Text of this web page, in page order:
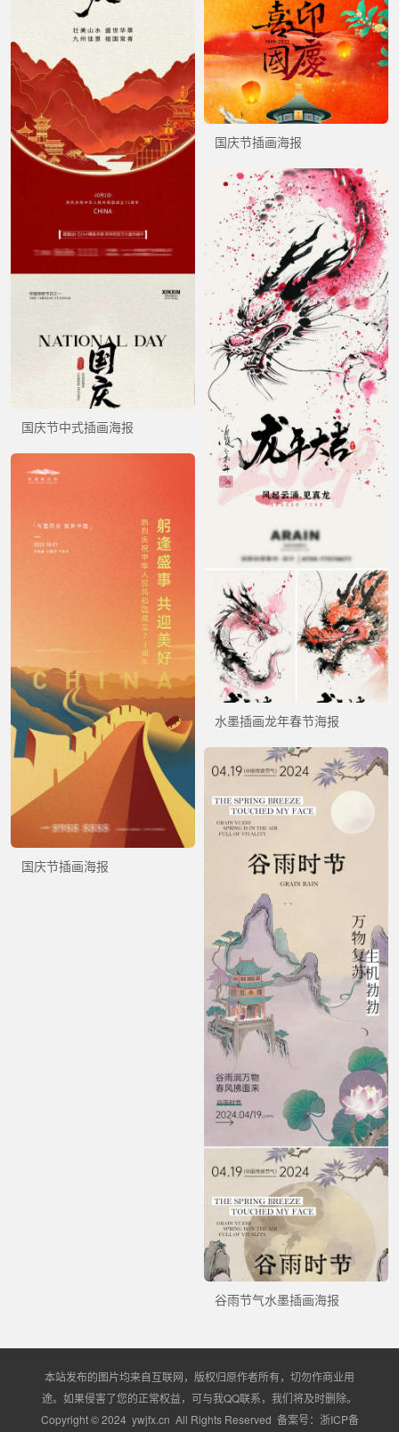
国庆节插画海报
国庆节中式插画海报
水墨插画龙年春节海报
国庆节插画海报
谷雨节气水墨插画海报
本站发布的图片均来自互联网，版权归原作者所有，切勿作商业用
途。如果侵害了您的正常权益，可与我QQ联系，我们将及时删除。
Copyright © 2024 ywjfx.cn All Rights Reserved 备案号： 浙ICP备